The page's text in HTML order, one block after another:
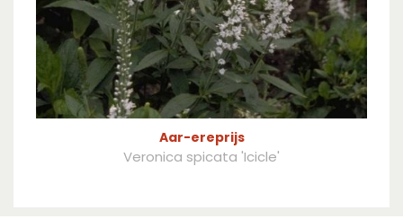
Aar-ereprijs
Veronica spicata 'Icicle'